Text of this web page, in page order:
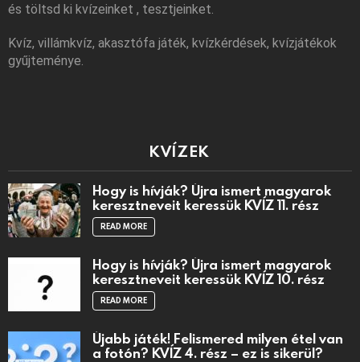
és töltsd ki kvízeinket , tesztjeinket.
Kvíz, villámkvíz, akasztófa játék, kvízkérdések, kvízjátékok
gyűjteménye.
KVÍZEK
Hogy is hívják? Újra ismert magyarok
keresztneveit keressük KVÍZ 11. rész
READ MORE
Hogy is hívják? Újra ismert magyarok
keresztneveit keressük KVÍZ 10. rész
READ MORE
Újabb játék! Felismered milyen étel van
a fotón? KVÍZ 4. rész – ez is sikerül?